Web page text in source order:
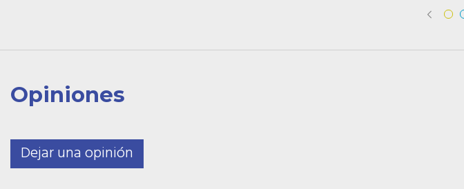
Opiniones
Dejar una opinión